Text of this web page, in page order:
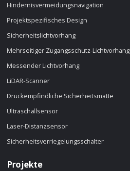
Hindernisvermeidungsnavigation
Projektspezifisches Design
Sicherheitslichtvorhang
Mehrseitiger Zugangsschutz-Lichtvorhang
Messender Lichtvorhang
LiDAR-Scanner
Druckempfindliche Sicherheitsmatte
Ultraschallsensor
Laser-Distanzsensor
Sicherheitsverriegelungsschalter
Projekte